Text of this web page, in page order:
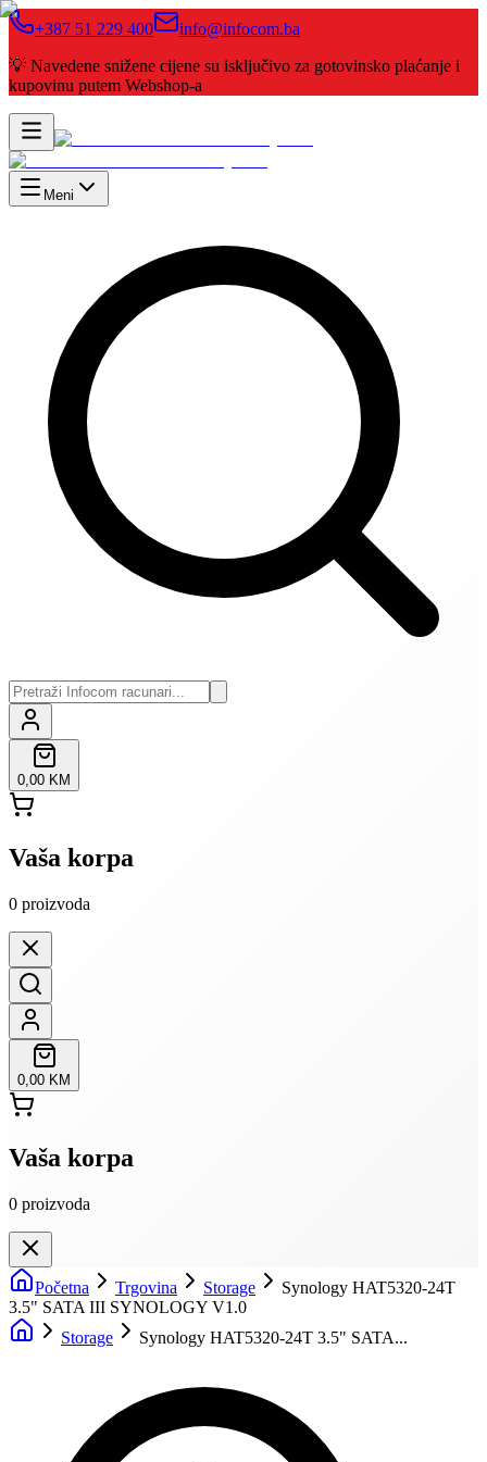
+387 51 229 400
info@infocom.ba
💡 Navedene snižene cijene su isključivo za gotovinsko plaćanje i
kupovinu putem Webshop-a
Meni
0,00 KM
Vaša korpa
0 proizvoda
0,00 KM
Vaša korpa
0 proizvoda
Početna Trgovina Storage
Synology HAT5320-24T
3.5" SATA III SYNOLOGY V1.0
Storage
Synology HAT5320-24T 3.5" SATA...